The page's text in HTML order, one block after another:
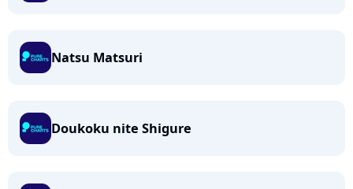
Natsu Matsuri
Doukoku nite Shigure